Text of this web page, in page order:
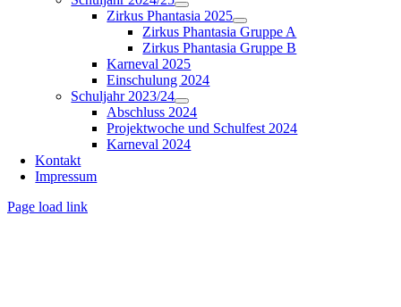
Zirkus Phantasia 2025
Zirkus Phantasia Gruppe A
Zirkus Phantasia Gruppe B
Karneval 2025
Einschulung 2024
Schuljahr 2023/24
Abschluss 2024
Projektwoche und Schulfest 2024
Karneval 2024
Kontakt
Impressum
Page load link